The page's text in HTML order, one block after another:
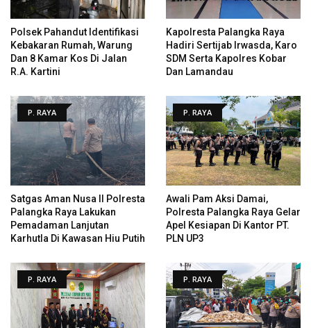
Polsek Pahandut Identifikasi
Kebakaran Rumah, Warung
Dan 8 Kamar Kos Di Jalan
R.A. Kartini
Kapolresta Palangka Raya
Hadiri Sertijab Irwasda, Karo
SDM Serta Kapolres Kobar
Dan Lamandau
P. RAYA
Satgas Aman Nusa II Polresta
Palangka Raya Lakukan
Pemadaman Lanjutan
Karhutla Di Kawasan Hiu Putih
P. RAYA
Awali Pam Aksi Damai,
Polresta Palangka Raya Gelar
Apel Kesiapan Di Kantor PT.
PLN UP3
P. RAYA P. RAYA